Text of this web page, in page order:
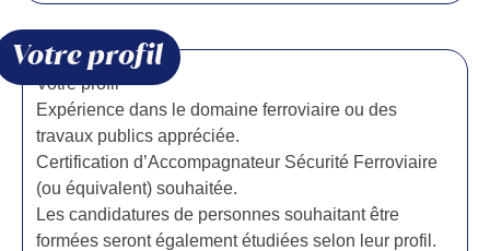
Votre profil
Votre profil
Expérience dans le domaine ferroviaire ou des
travaux publics appréciée.
Certification d’Accompagnateur Sécurité Ferroviaire
(ou équivalent) souhaitée.
Les candidatures de personnes souhaitant être
formées seront également étudiées selon leur profil.